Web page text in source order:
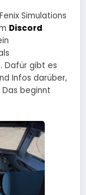
Simulations
Discord
Dafür gibt es
Infos darüber,
beginnt